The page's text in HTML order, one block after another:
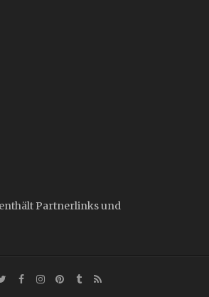
enthält Partnerlinks und